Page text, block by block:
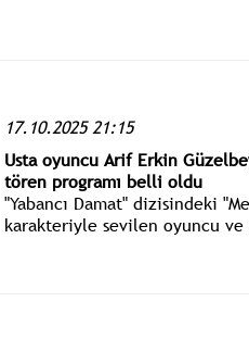
17.10.2025 21:15
Usta oyuncu Arif Erkin
tören programı belli oldu
"Yabancı Damat" dizisindeki
karakteriyle sevilen oyuncu